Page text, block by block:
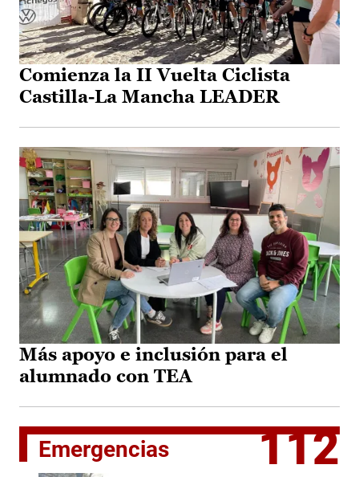
Comienza la II Vuelta Ciclista
Castilla-La Mancha LEADER
Más apoyo e inclusión para el
alumnado con TEA
Emergencias 112